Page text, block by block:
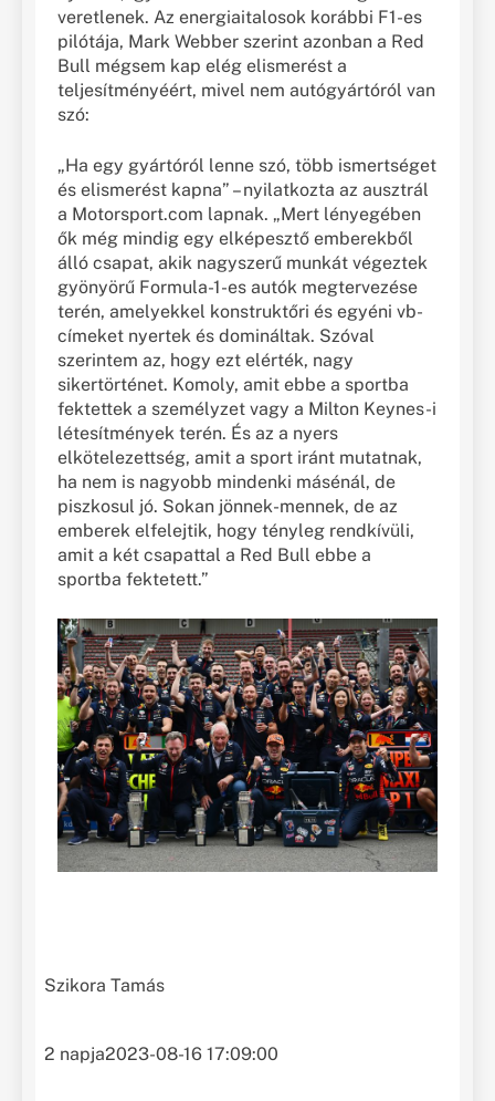
veretlenek. Az energiaitalosok korábbi F1-es
pilótája, Mark Webber szerint azonban a Red
Bull mégsem kap elég elismerést a
teljesítményéért, mivel nem autógyártóról van
szó:
„Ha egy gyártóról lenne szó, több ismertséget
és elismerést kapna” – nyilatkozta az ausztrál
a Motorsport.com lapnak. „Mert lényegében
ők még mindig egy elképesztő emberekből
álló csapat, akik nagyszerű munkát végeztek
gyönyörű Formula-1-es autók megtervezése
terén, amelyekkel konstruktőri és egyéni vb-
címeket nyertek és domináltak. Szóval
szerintem az, hogy ezt elérték, nagy
sikertörténet. Komoly, amit ebbe a sportba
fektettek a személyzet vagy a Milton Keynes-i
létesítmények terén. És az a nyers
elkötelezettség, amit a sport iránt mutatnak,
ha nem is nagyobb mindenki másénál, de
piszkosul jó. Sokan jönnek-mennek, de az
emberek elfelejtik, hogy tényleg rendkívüli,
amit a két csapattal a Red Bull ebbe a
sportba fektetett.”
Szikora Tamás
2 napja2023-08-16 17:09:00